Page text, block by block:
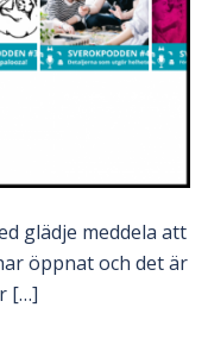
glädje meddela att
öppnat och det är
[…]